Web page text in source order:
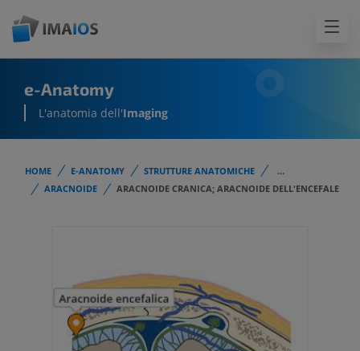
e-Anatomy
L'anatomia dell'Imaging
HOME E-ANATOMY STRUTTURE ANATOMICHE
...
ARACNOIDE
ARACNOIDE CRANICA; ARACNOIDE DELL'ENCEFALE